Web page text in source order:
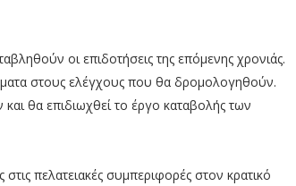
οι επιδοτήσεις της επόμενης χρονιάς.
στους ελέγχους που θα δρομολογηθούν.
θα επιδιωχθεί το έργο καταβολής των
πελατειακές συμπεριφορές στον κρατικό